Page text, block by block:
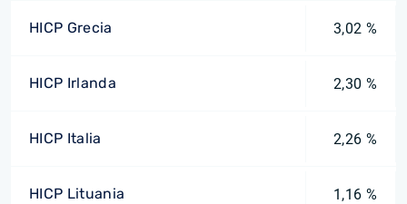
HICP Grecia 3,02 %
HICP Irlanda 2,30 %
HICP Italia 2,26 %
HICP Lituania 1,16 %